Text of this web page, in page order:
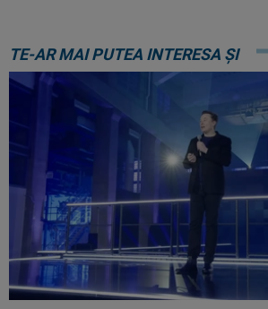
TE-AR MAI PUTEA INTERESA ȘI